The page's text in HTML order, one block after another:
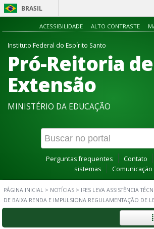
BRASIL
Acesso
ACESSIBILIDADE ALTO CONTRASTE
Instituto Federal do Espírito Santo
Pró-Reitoria de
Extensão
MINISTÉRIO DA EDUCAÇÃO
Perguntas frequentes Contato
sistemas
Comunicação
PÁGINA INICIAL > NOTÍCIAS > IFES LEVA ASSISTÊNCIA
DE BAIXA RENDA E IMPULSIONA REGULAMENTAÇÃO DE